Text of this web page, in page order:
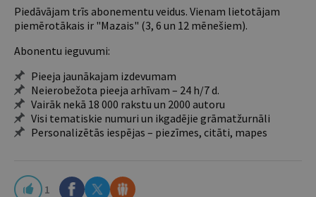
Piedāvājam trīs abonementu veidus. Vienam lietotājam
piemērotākais ir "Mazais" (3, 6 un 12 mēnešiem).
Abonentu ieguvumi:
Pieeja jaunākajam izdevumam
Neierobežota pieeja arhīvam – 24 h/7 d.
Vairāk nekā 18 000 rakstu un 2000 autoru
Visi tematiskie numuri un ikgadējie grāmatžurnāli
Personalizētās iespējas – piezīmes, citāti, mapes
1